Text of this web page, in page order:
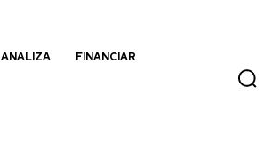
ANALIZA FINANCIAR